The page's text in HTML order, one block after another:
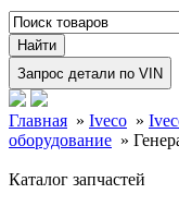
Главная » Iveco »
оборудование »
Каталог запчастей